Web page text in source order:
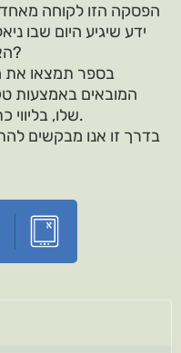
הפסקה הזו לקוחה
ידע שיגיע היום שבו
האלו כדי לספר את סיפורו של כליל?
בספר תמצאו את
המובאים באמצעות
שלו, בליווי כתביהם של חבריו, משפחתו ומכריו.
בדרך זו אנו מבקשים